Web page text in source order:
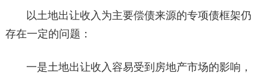
以土地出让收入为主要偿债来源的专项债框架仍
存在一定的问题：
一是土地出让收入容易受到房地产市场的影响，